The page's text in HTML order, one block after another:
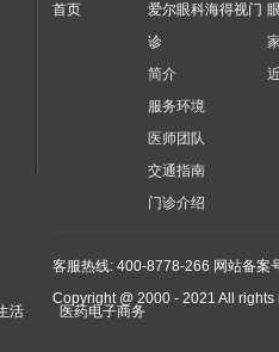
首页
爱尔眼科海得视门
诊
简介
服务环境
医师团队
交通指南
门诊介绍
客服热线: 400-8778-266 网站备案
Copyright @ 2000 - 2021 All
活 医药电子商务